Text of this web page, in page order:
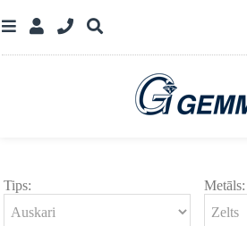
Tips: Metāls: